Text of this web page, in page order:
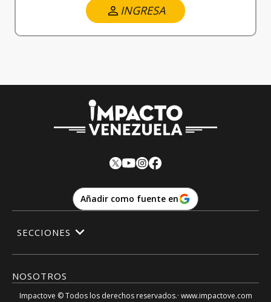
INGRESA
Añadir como fuente en
NOSOTROS
SECCIONES
Impactove © Todos los derechos reservados.· www.impactove.com